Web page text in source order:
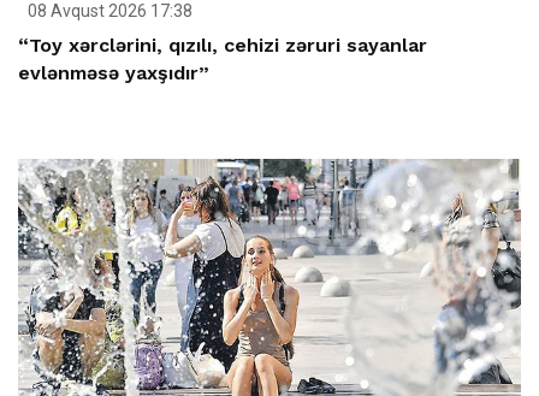
08 Avqust 2026 17:38
“Toy xərclərini, qızılı, cehizi zəruri sayanlar
evlənməsə yaxşıdır”